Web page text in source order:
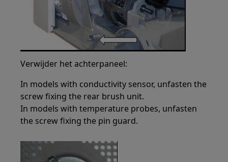
Verwijder het achterpaneel:
In models with conductivity sensor, unfasten the
screw fixing the rear brush unit.
In models with temperature probes, unfasten
the screw fixing the pin guard.